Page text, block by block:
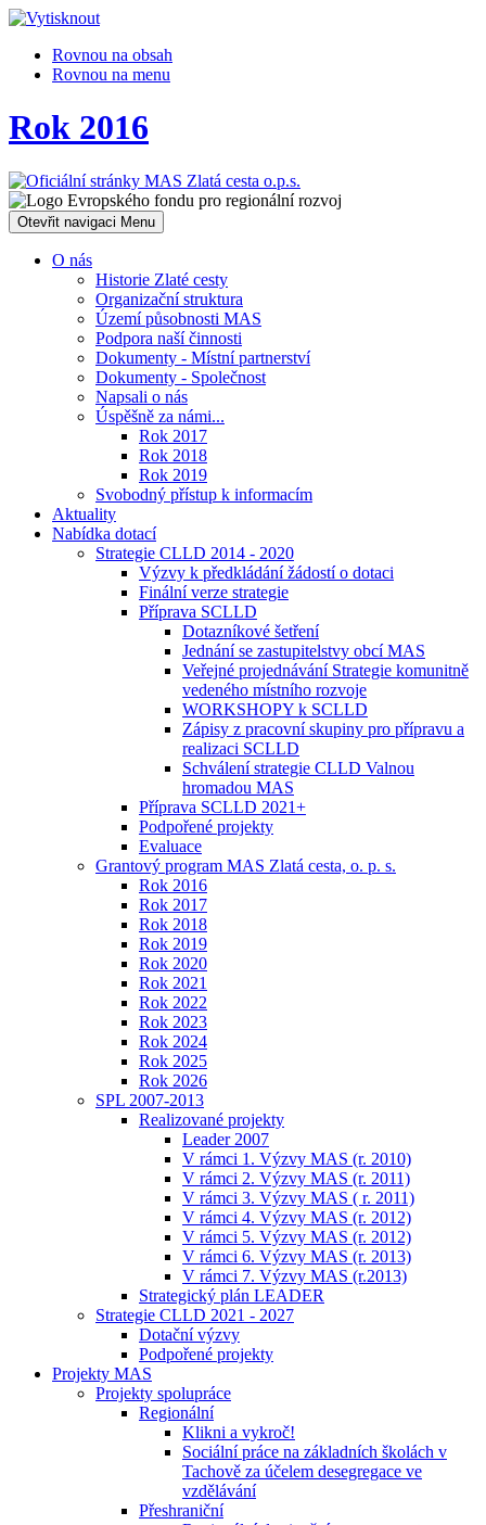
Rovnou na obsah
Rovnou na menu
Rok 2016
Otevřit navigaci Menu
O nás
Historie Zlaté cesty
Organizační struktura
Území působnosti MAS
Podpora naší činnosti
Dokumenty - Místní partnerství
Dokumenty - Společnost
Napsali o nás
Úspěšně za námi...
Rok 2017
Rok 2018
Rok 2019
Svobodný přístup k informacím
Aktuality
Nabídka dotací
Strategie CLLD 2014 - 2020
Výzvy k předkládání žádostí o dotaci
Finální verze strategie
Příprava SCLLD
Dotazníkové šetření
Jednání se zastupitelstvy obcí MAS
Veřejné projednávání Strategie komunitně
vedeného místního rozvoje
WORKSHOPY k SCLLD
Zápisy z pracovní skupiny pro přípravu a
realizaci SCLLD
Schválení strategie CLLD Valnou
hromadou MAS
Příprava SCLLD 2021+
Podpořené projekty
Evaluace
Grantový program MAS Zlatá cesta, o. p. s.
Rok 2016
Rok 2017
Rok 2018
Rok 2019
Rok 2020
Rok 2021
Rok 2022
Rok 2023
Rok 2024
Rok 2025
Rok 2026
SPL 2007-2013
Realizované projekty
Leader 2007
V rámci 1. Výzvy MAS (r. 2010)
V rámci 2. Výzvy MAS (r. 2011)
V rámci 3. Výzvy MAS ( r. 2011)
V rámci 4. Výzvy MAS (r. 2012)
V rámci 5. Výzvy MAS (r. 2012)
V rámci 6. Výzvy MAS (r. 2013)
V rámci 7. Výzvy MAS (r.2013)
Strategický plán LEADER
Strategie CLLD 2021 - 2027
Dotační výzvy
Podpořené projekty
Projekty MAS
Projekty spolupráce
Regionální
Klikni a vykroč!
Sociální práce na základních školách v
Tachově za účelem desegregace ve
vzdělávání
Přeshraniční